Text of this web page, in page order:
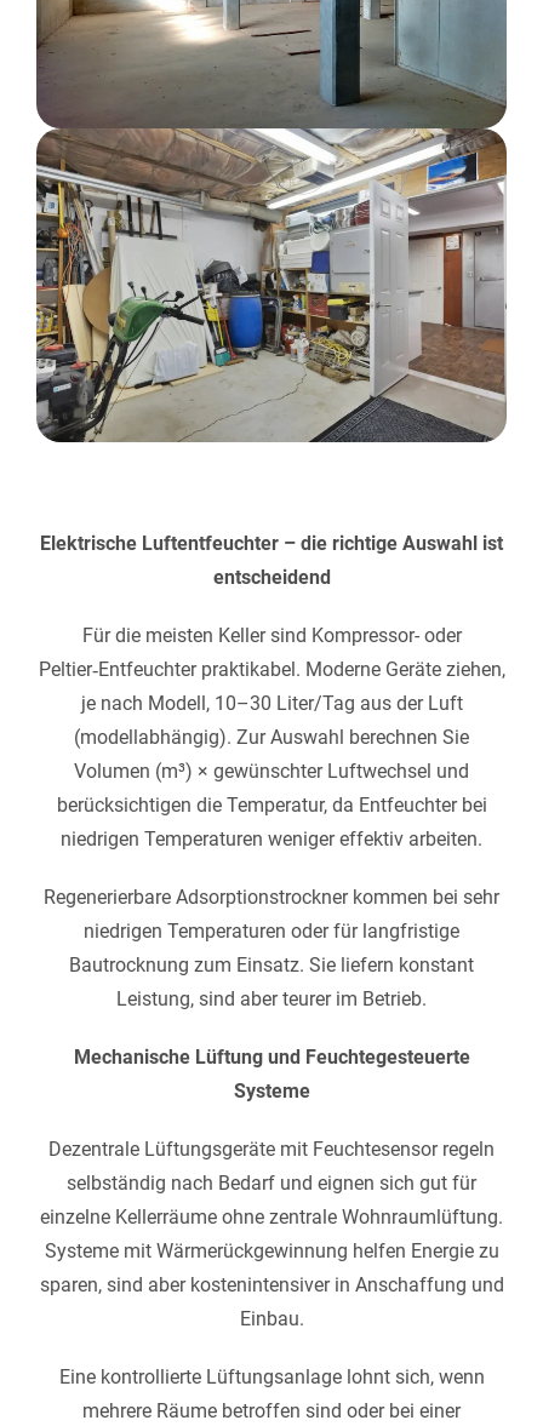
Elektrische Luftentfeuchter – die richtige Auswahl ist
entscheidend
Für die meisten Keller sind Kompressor- oder
Peltier‑Entfeuchter praktikabel. Moderne Geräte ziehen,
je nach Modell, 10–30 Liter/Tag aus der Luft
(modellabhängig). Zur Auswahl berechnen Sie
Volumen (m³) × gewünschter Luftwechsel und
berücksichtigen die Temperatur, da Entfeuchter bei
niedrigen Temperaturen weniger effektiv arbeiten.
Regenerierbare Adsorptionstrockner kommen bei sehr
niedrigen Temperaturen oder für langfristige
Bautrocknung zum Einsatz. Sie liefern konstant
Leistung, sind aber teurer im Betrieb.
Mechanische Lüftung und Feuchtegesteuerte
Systeme
Dezentrale Lüftungsgeräte mit Feuchtesensor regeln
selbständig nach Bedarf und eignen sich gut für
einzelne Kellerräume ohne zentrale Wohnraumlüftung.
Systeme mit Wärmerückgewinnung helfen Energie zu
sparen, sind aber kostenintensiver in Anschaffung und
Einbau.
Eine kontrollierte Lüftungsanlage lohnt sich, wenn
mehrere Räume betroffen sind oder bei einer